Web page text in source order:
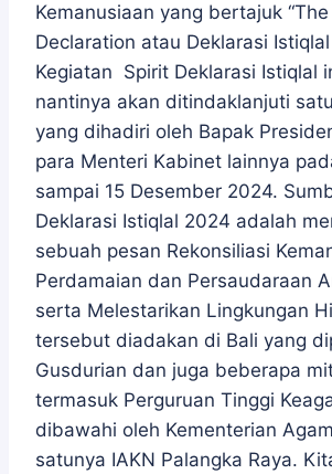
Kemanusiaan yang bertajuk
Declaration atau Deklarasi Istiqlal
Kegiatan Spirit Deklarasi Istiqlal
nantinya akan ditindaklanjuti
yang dihadiri oleh Bapak
para Menteri Kabinet lainnya
sampai 15 Desember 2024.
Deklarasi Istiqlal 2024 adalah
sebuah pesan Rekonsiliasi
Perdamaian dan Persaudaraan
serta Melestarikan Lingkungan
tersebut diadakan di Bali yang
Gusdurian dan juga beberapa
termasuk Perguruan Tinggi
dibawahi oleh Kementerian
satunya IAKN Palangka Raya.